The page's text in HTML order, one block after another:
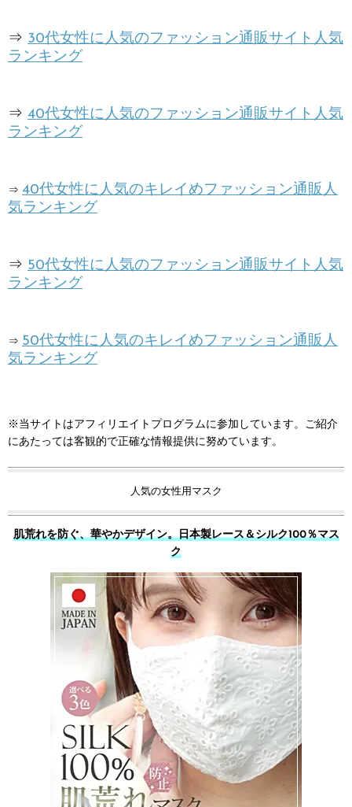
⇒ 30代女性に人気のファッション通販サイト人気
ランキング
⇒ 40代女性に人気のファッション通販サイト人気
ランキング
⇒ 40代女性に人気のキレイめファッション通販人
気ランキング
⇒ 50代女性に人気のファッション通販サイト人気
ランキング
⇒ 50代女性に人気のキレイめファッション通販人
気ランキング
※当サイトはアフィリエイトプログラムに参加しています。ご紹介
にあたっては客観的で正確な情報提供に努めています。
人気の女性用マスク
肌荒れを防ぐ、華やかデザイン。日本製レース＆シルク100％マス
ク